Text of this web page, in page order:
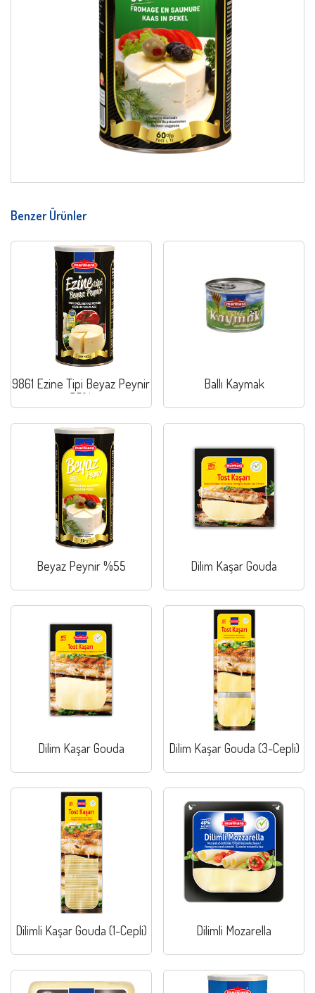
Benzer Ürünler
9861 Ezine Tipi Beyaz Peynir
55%
Ballı Kaymak
Beyaz Peynir %55 Dilim Kaşar Gouda
Dilim Kaşar Gouda Dilim Kaşar Gouda (3-Cepli)
Dilimli Kaşar Gouda (1-Cepli) Dilimli Mozarella